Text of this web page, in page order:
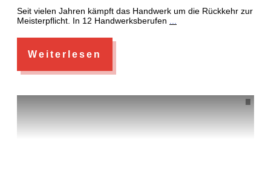
Seit vielen Jahren kämpft das Handwerk um die Rückkehr zur
Meisterpflicht. In 12 Handwerksberufen
Weiterlesen